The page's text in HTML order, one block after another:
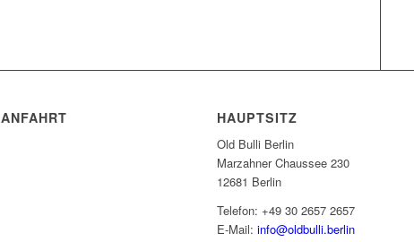
ANFAHRT HAUPTSITZ
Old Bulli Berlin
Marzahner Chaussee 230
12681 Berlin
Telefon: +49 30 2657 2657
E-Mail:info@oldbulli.berlin